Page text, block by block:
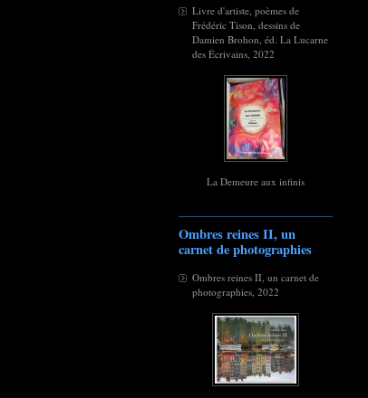
Livre d'artiste, poèmes de
Frédéric Tison, dessins de
Damien Brohon, éd. La Lucarne
des Écrivains, 2022
La Demeure aux infinis
Ombres reines II, un
carnet de photographies
Ombres reines II, un carnet de
photographies, 2022